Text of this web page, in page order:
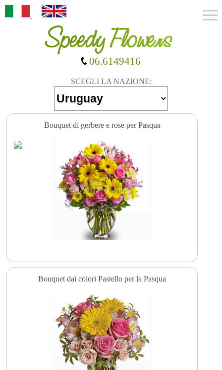
SCEGLI LA NAZIONE:
06.6149416
Bouquet di gerbere e rose per Pasqua
Bouquet dai colori Pastello per la Pasqua